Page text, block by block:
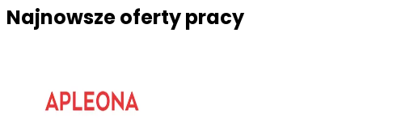
Najnowsze oferty pracy